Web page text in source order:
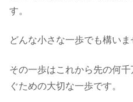
す。
どんな小さな一歩でも構いま
その一歩はこれから先の何
ぐための大切な一歩です。